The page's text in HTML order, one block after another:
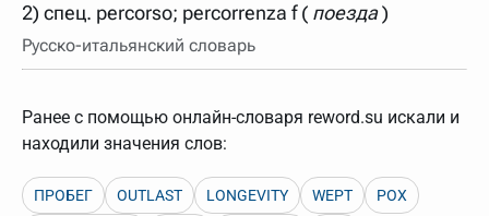
"Найти", выведутся все словарные статьи о поэте
Пушкине, но не о городе.
В сложных запросах тоже могут присутствовать
неизвестные буквы. Например, в кроссворде есть
Пишем в Reword первым словом "***м***ов", далее
через пробел "поэт". Получается "***м***ов поэт" (без
кавычек). Нажимаем "Найти" и получаем статью
Порядок словарей можно изменять, перетаскивая
словарь вверх или вниз за прямоугольник слева от
2) спец. percorso; percorrenza f ( поезда
Русско-итальянский словарь
Ранее с помощью онлайн-словаря reword.su искали и
находили значения слов:
ПРОБЕГ OUTLAST LONGEVITY WEPT POX